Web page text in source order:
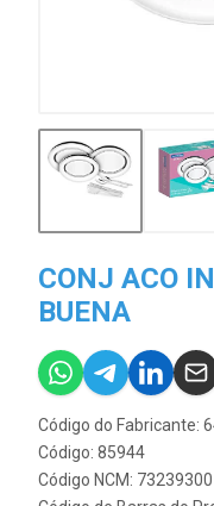
CONJ ACO
BUENA
Código do Fabricante:
Código: 85944
Código NCM: 73239300